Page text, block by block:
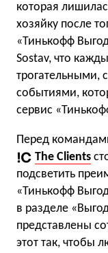
которая
хозяйку после
«Тинькофф
Sostav, что
трогательными,
событиями,
сервис
Перед
The Clients
подсветить
«Тинькофф
в разделе
представлены
этот так, чтобы